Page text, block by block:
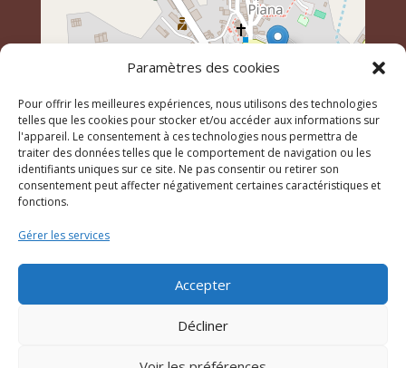
Paramètres des cookies
Pour offrir les meilleures expériences, nous utilisons des technologies
telles que les cookies pour stocker et/ou accéder aux informations sur
l'appareil. Le consentement à ces technologies nous permettra de
traiter des données telles que le comportement de navigation ou les
identifiants uniques sur ce site. Ne pas consentir ou retirer son
consentement peut affecter négativement certaines caractéristiques et
fonctions.
Gérer les services
Accepter
Décliner
Leaflet, \r\n©OpenStreetMapcontributeurs